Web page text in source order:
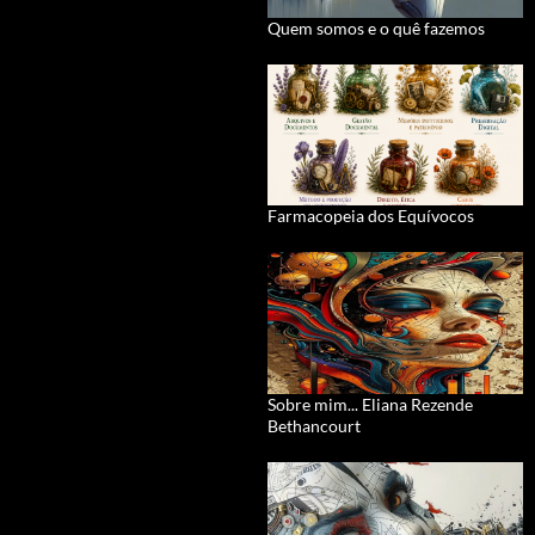
Quem somos e o quê fazemos
Farmacopeia dos Equívocos
Sobre mim... Eliana Rezende
Bethancourt